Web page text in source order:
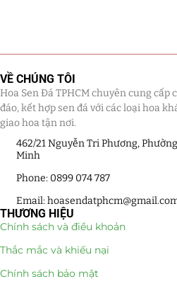
VỀ CHÚNG TÔI
Hoa Sen Đá TPHCM chuyên cung cấp
đáo, kết hợp sen đá với các loại hoa
giao hoa tận nơi.
462/21 Nguyễn Tri Phương,
Minh
Phone: 0899 074 787
Email:
THƯƠNG HIỆU
Chính sách và điều khoản
Thắc mắc và khiếu nại
Chính sách bảo mật